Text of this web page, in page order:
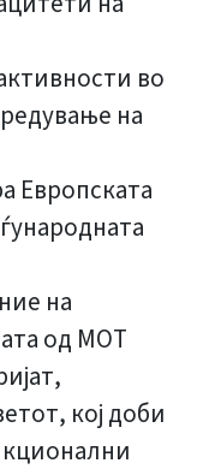
во
на
Европската
на
од МОТ
кој доби